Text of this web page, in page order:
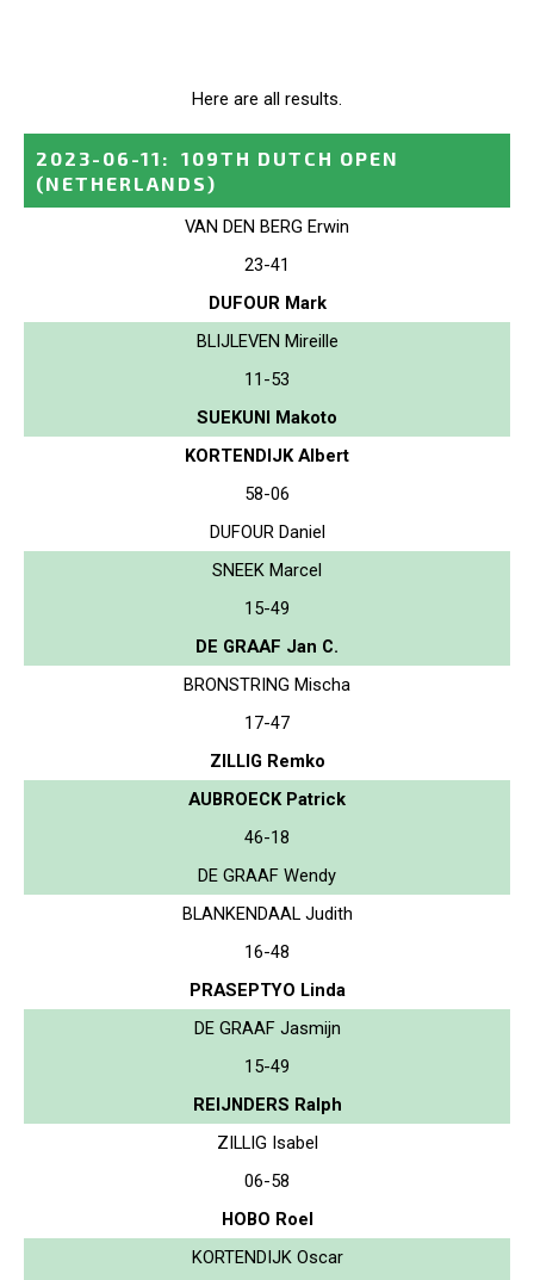
Here are all results.
2023-06-11 :
109TH DUTCH OPEN
(NETHERLANDS)
VAN DEN BERG Erwin
23-41
DUFOUR Mark
BLIJLEVEN Mireille
11-53
SUEKUNI Makoto
KORTENDIJK Albert
58-06
DUFOUR Daniel
SNEEK Marcel
15-49
DE GRAAF Jan C.
BRONSTRING Mischa
17-47
ZILLIG Remko
AUBROECK Patrick
46-18
DE GRAAF Wendy
BLANKENDAAL Judith
16-48
PRASEPTYO Linda
DE GRAAF Jasmijn
15-49
REIJNDERS Ralph
ZILLIG Isabel
06-58
HOBO Roel
KORTENDIJK Oscar